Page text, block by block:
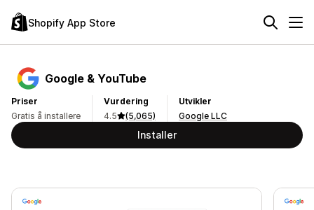
Shopify App Store
Google & YouTube
Priser
Gratis å installere
Vurdering
4.5
(5,065)
Utvikler
Google LLC
Installer